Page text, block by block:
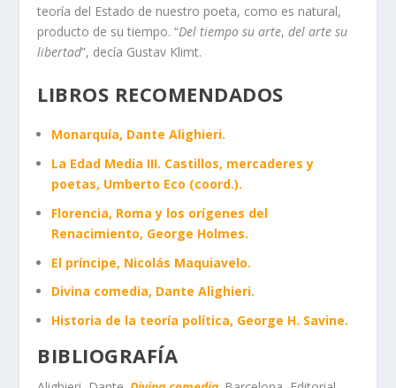
teoría del Estado de nuestro poeta, como es natural,
producto de su tiempo. “Del tiempo su arte,del arte su
libertad”, decía Gustav Klimt.
LIBROS RECOMENDADOS
Monarquía, Dante Alighieri.
La Edad Media III. Castillos, mercaderes y
poetas, Umberto Eco (coord.).
Florencia, Roma y los orígenes del
Renacimiento, George Holmes.
El príncipe, Nicolás Maquiavelo.
Divina comedia, Dante Alighieri.
Historia de la teoría política, George H. Savine.
BIBLIOGRAFÍA